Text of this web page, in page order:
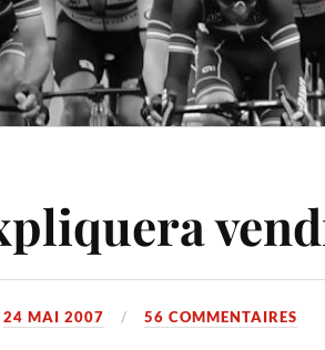
24 MAI 2007 56 COMMENTAIRES